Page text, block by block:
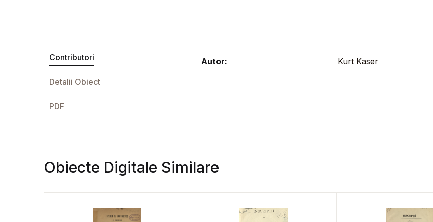
Contributori
Detalii Obiect
PDF
Autor: Kurt Kaser
Obiecte Digitale Similare